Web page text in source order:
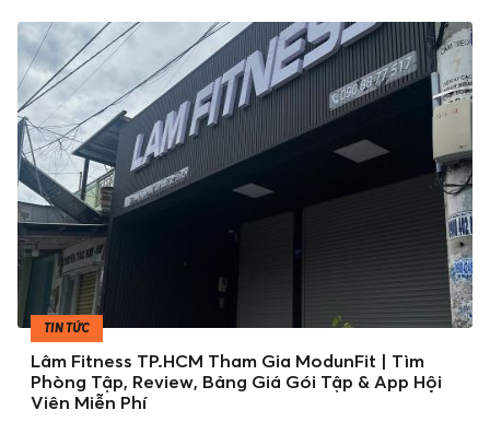
TIN TỨC
Lâm Fitness TP.HCM Tham Gia ModunFit | Tìm
Phòng Tập, Review, Bảng Giá Gói Tập & App Hội
Viên Miễn Phí